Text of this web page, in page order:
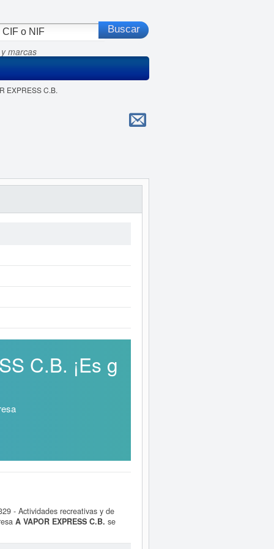
marcas
EXPRESS C.B.
C.B. ¡Es g
- Actividades recreativas y de
A VAPOR EXPRESS C.B. se
relacionadas.